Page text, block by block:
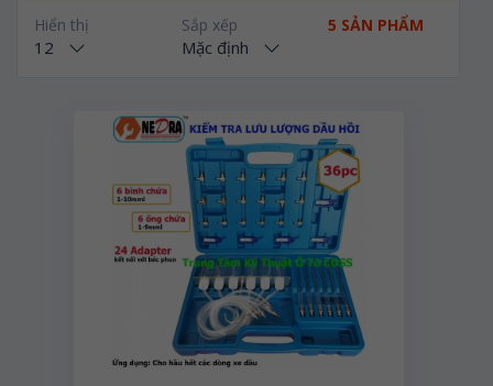
5 SẢN PHẨM
Sắp xếp
Mặc định
Hiển thị
12